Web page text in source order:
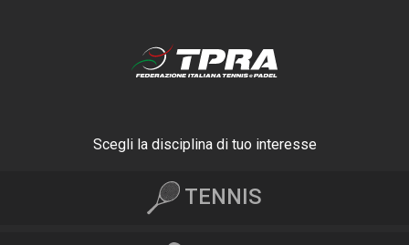
Scegli la disciplina di tuo interesse
TENNIS